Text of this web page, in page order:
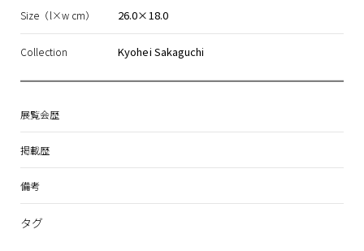
Size（l×w cm） 26.0×18.0
Collection Kyohei Sakaguchi
展覧会歴
掲載歴
備考
タグ